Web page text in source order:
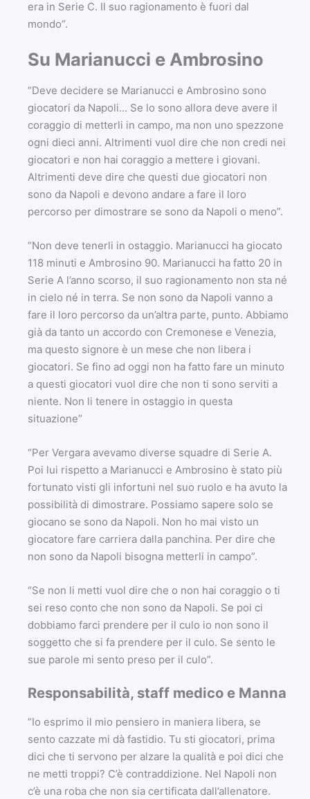
era in Serie C. Il suo ragionamento è fuori dal
mondo”.
Su Marianucci e Ambrosino
“Deve decidere se Marianucci e Ambrosino sono
giocatori da Napoli… Se lo sono allora deve avere il
coraggio di metterli in campo, ma non uno spezzone
ogni dieci anni. Altrimenti vuol dire che non credi nei
giocatori e non hai coraggio a mettere i giovani.
Altrimenti deve dire che questi due giocatori non
sono da Napoli e devono andare a fare il loro
percorso per dimostrare se sono da Napoli o meno”.
“Non deve tenerli in ostaggio. Marianucci ha giocato
118 minuti e Ambrosino 90. Marianucci ha fatto 20 in
Serie A l’anno scorso, il suo ragionamento non sta né
in cielo né in terra. Se non sono da Napoli vanno a
fare il loro percorso da un’altra parte, punto. Abbiamo
già da tanto un accordo con Cremonese e Venezia,
ma questo signore è un mese che non libera i
giocatori. Se fino ad oggi non ha fatto fare un minuto
a questi giocatori vuol dire che non ti sono serviti a
niente. Non li tenere in ostaggio in questa
situazione”
“Per Vergara avevamo diverse squadre di Serie A.
Poi lui rispetto a Marianucci e Ambrosino è stato più
fortunato visti gli infortuni nel suo ruolo e ha avuto la
possibilità di dimostrare. Possiamo sapere solo se
giocano se sono da Napoli. Non ho mai visto un
giocatore fare carriera dalla panchina. Per dire che
non sono da Napoli bisogna metterli in campo”.
“Se non li metti vuol dire che o non hai coraggio o ti
sei reso conto che non sono da Napoli. Se poi ci
dobbiamo farci prendere per il culo io non sono il
soggetto che si fa prendere per il culo. Se sento le
sue parole mi sento preso per il culo”.
Responsabilità, staff medico e Manna
“Io esprimo il mio pensiero in maniera libera, se
sento cazzate mi dà fastidio. Tu sti giocatori, prima
dici che ti servono per alzare la qualità e poi dici che
ne metti troppi? C’è contraddizione. Nel Napoli non
c’è una roba che non sia certificata dall’allenatore.